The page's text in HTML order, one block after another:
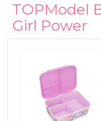
TOPModel
Girl Power